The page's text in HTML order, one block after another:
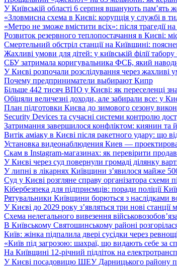
У Київській області 6 серпня вшанують пам’ять
«Зловмисна схема в Києві: корупція у службі в
«Метро не зможе вмістити всіх»: після трагедії
Розвиток резервного теплопостачання в Києві:
Смертельний обстріл станції на Київщині:
Жахливі умови для дітей: у київській філії
СБУ затримала коригувальника ФСБ, який
У Києві розпочали розслідування через
Почему предприниматели выбирают Кипр
Більше 442 тисяч ВПО у Києві: як переселенці
Обіцяли величезні доходи, але забирали все: у
План підготовки Києва до зимового сезону
Security Devices та сучасні системи контролю
Затримання завершилося конфліктом: киянин
Витік аміаку в Києві після ракетного удару: що
Установка видеонаблюдения Киев —
Скам в Instagram-магазинах: як перевірити
У Києві через суд повернули громаді ділянку
У липні в лікарнях Київщини з’явилося майже
Суд у Києві розгляне справу організатора схеми
Кібербезпека для підприємців: поради поліції
Рятувальники Київщини борються з наслідками
У Києві до 2029 року з’являться три нові
Схема нелегального вивезення
В Київському Святошинському районі
Київ: жінка підпалила двері сусідки через
«Київ під загрозою: шахраї, що видають себе за
На Київщині 12-річний підліток на
У Києві посадовицю ШЕУ Дарницького району